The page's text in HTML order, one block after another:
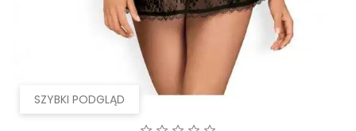
SZYBKI PODGLĄD